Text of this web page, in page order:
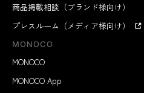
商品掲載相談（ブランド様向け）
プレスルーム（メディア様向け）
MONOCO
MONOCO
MONOCO App